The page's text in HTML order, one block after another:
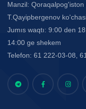
Manzil:
T.Qayipbergenov
Jumıs waqtı: 9:00 den
14:00 ge shekem
Telefon: 61 222-03-08,